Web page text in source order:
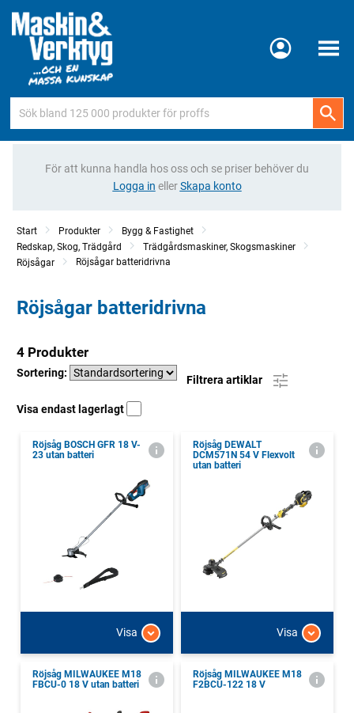
Meny
För att kunna handla hos oss och se priser behöver du
Logga in ellerSkapa konto
Start Produkter
Bygg & Fastighet
Redskap, Skog, Trädgård
Trädgårdsmaskiner, Skogsmaskiner
Röjsågar
Röjsågar batteridrivna
Röjsågar batteridrivna
4 Produkter
Sortering:
Filtrera artiklar
Visa endast lagerlagt
Röjsåg BOSCH GFR 18 V-
23 utan batteri
Visa
Röjsåg DEWALT
DCM571N 54 V Flexvolt
utan batteri
Visa
Röjsåg MILWAUKEE M18
FBCU-0 18 V utan batteri
Röjsåg MILWAUKEE M18
F2BCU-122 18 V